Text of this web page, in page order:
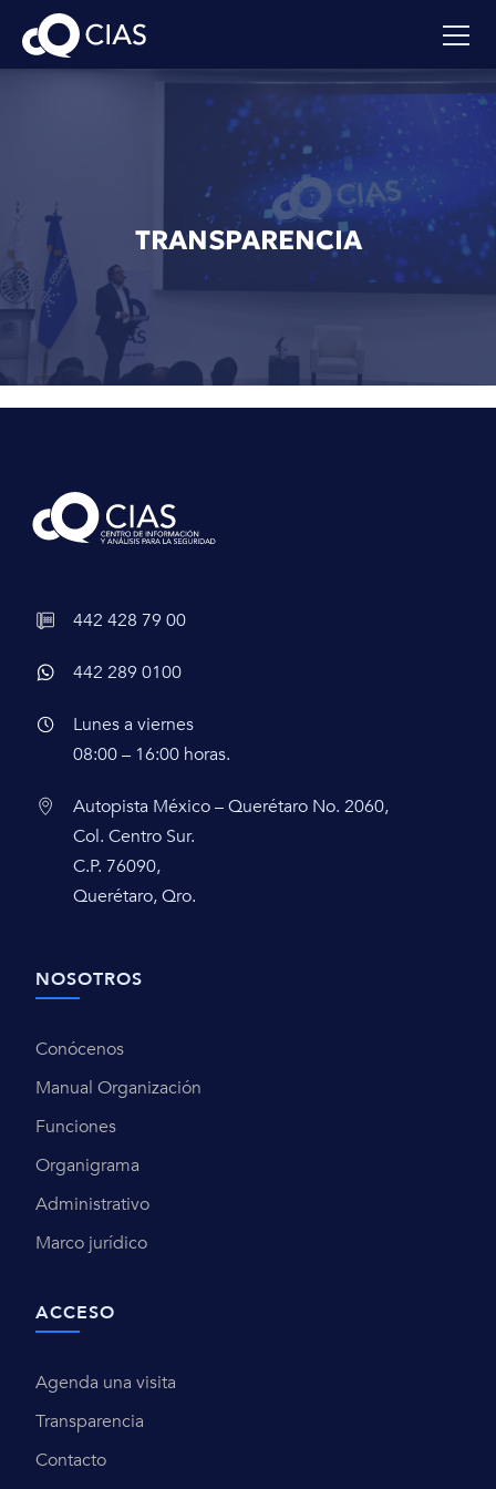
TRANSPARENCIA
442 428 79 00
442 289 0100
Lunes a viernes
08:00 – 16:00 horas.
Autopista México – Querétaro No. 2060,
Col. Centro Sur.
C.P. 76090,
Querétaro, Qro.
NOSOTROS
Conócenos
Manual Organización
Funciones
Organigrama
Administrativo
Marco jurídico
ACCESO
Agenda una visita
Transparencia
Contacto